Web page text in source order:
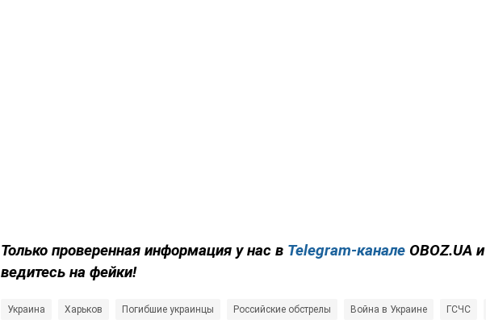
Только проверенная информация у нас в Telegram-канале OBOZ.UA и
ведитесь на фейки!
Украина Харьков Погибшие украинцы Российские обстрелы Война в Украине ГСЧС